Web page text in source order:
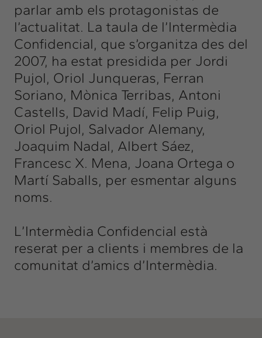
parlar amb els protagonistas de
l’actualitat. La taula de l’Intermèdia
Confidencial, que s’organitza des del
2007, ha estat presidida per Jordi
Pujol, Oriol Junqueras, Ferran
Soriano, Mònica Terribas, Antoni
Castells, David Madí, Felip Puig,
Oriol Pujol, Salvador Alemany,
Joaquim Nadal, Albert Sáez,
Francesc X. Mena, Joana Ortega o
Martí Saballs, per esmentar alguns
noms.
L’Intermèdia Confidencial està
reserat per a clients i membres de la
comunitat d’amics d’Intermèdia.